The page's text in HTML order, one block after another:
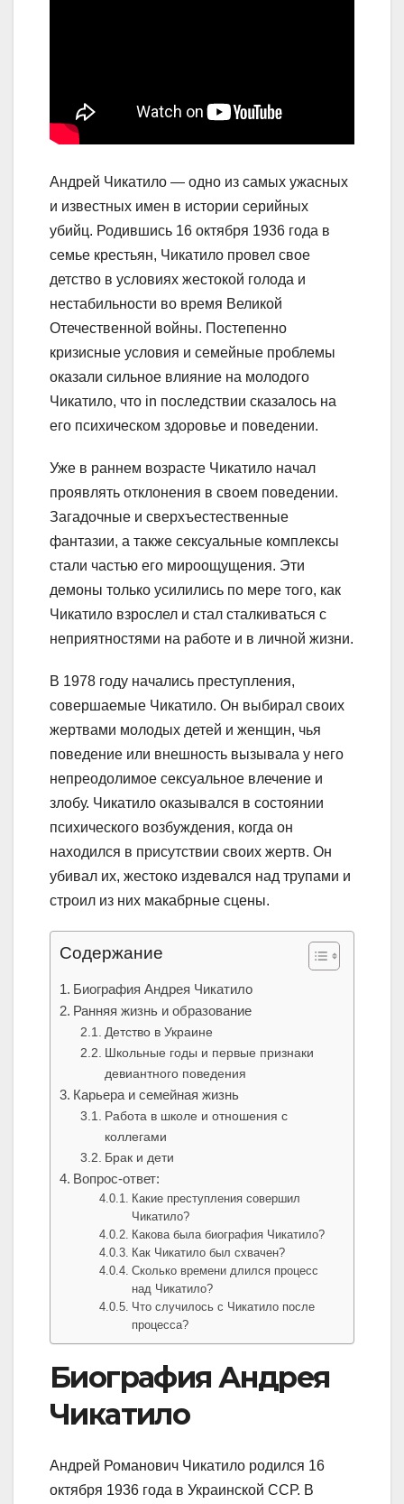
Андрей Чикатило — одно из самых ужасных
и известных имен в истории серийных
убийц. Родившись 16 октября 1936 года в
семье крестьян, Чикатило провел свое
детство в условиях жестокой голода и
нестабильности во время Великой
Отечественной войны. Постепенно
кризисные условия и семейные проблемы
оказали сильное влияние на молодого
Чикатило, что in последствии сказалось на
его психическом здоровье и поведении.
Уже в раннем возрасте Чикатило начал
проявлять отклонения в своем поведении.
Загадочные и сверхъестественные
фантазии, а также сексуальные комплексы
стали частью его мироощущения. Эти
демоны только усилились по мере того, как
Чикатило взрослел и стал сталкиваться с
неприятностями на работе и в личной жизни.
В 1978 году начались преступления,
совершаемые Чикатило. Он выбирал своих
жертвами молодых детей и женщин, чья
поведение или внешность вызывала у него
непреодолимое сексуальное влечение и
злобу. Чикатило оказывался в состоянии
психического возбуждения, когда он
находился в присутствии своих жертв. Он
убивал их, жестоко издевался над трупами и
строил из них макабрные сцены.
Содержание
Биография Андрея Чикатило
Ранняя жизнь и образование
Детство в Украине
Школьные годы и первые признаки
девиантного поведения
Карьера и семейная жизнь
Работа в школе и отношения с
коллегами
Брак и дети
Вопрос-ответ:
Какие преступления совершил
Чикатило?
Какова была биография Чикатило?
Как Чикатило был схвачен?
Сколько времени длился процесс
над Чикатило?
Что случилось с Чикатило после
процесса?
Биография Андрея
Чикатило
Андрей Романович Чикатило родился 16
октября 1936 года в Украинской ССР. В